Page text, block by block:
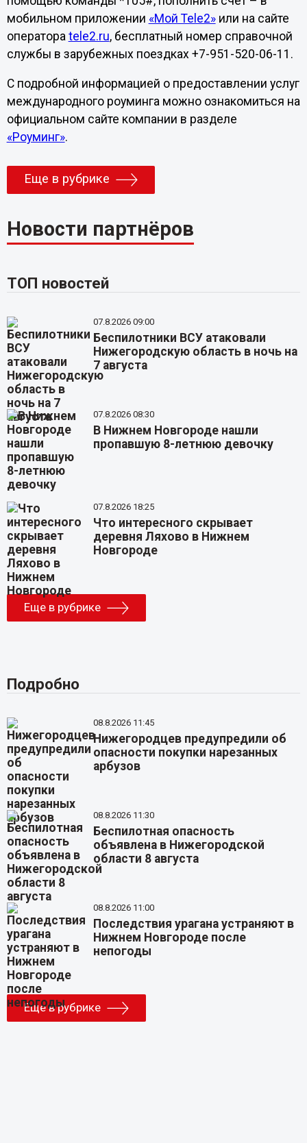
мобильном приложении «Мой Tele2»или на сайте
оператора tele2.ru, бесплатный номер справочной
службы в зарубежных поездках +7-951-520-06-11.
С подробной информацией о предоставлении услуг
международного роуминга можно ознакомиться на
официальном сайте компании в разделе
«Роуминг».
Еще в рубрике
Новости партнёров
ТОП новостей
07.8.2026 09:00
Беспилотники ВСУ атаковали
Нижегородскую область в ночь на
7 августа
07.8.2026 08:30
В Нижнем Новгороде нашли
пропавшую 8-летнюю девочку
07.8.2026 18:25
Что интересного скрывает
деревня Ляхово в Нижнем
Новгороде
Еще в рубрике
Подробно
08.8.2026 11:45
Нижегородцев предупредили об
опасности покупки нарезанных
арбузов
08.8.2026 11:30
Беспилотная опасность
объявлена в Нижегородской
области 8 августа
08.8.2026 11:00
Последствия урагана устраняют в
Нижнем Новгороде после
непогоды
Еще в рубрике